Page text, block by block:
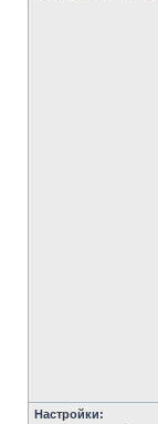
Настройки: